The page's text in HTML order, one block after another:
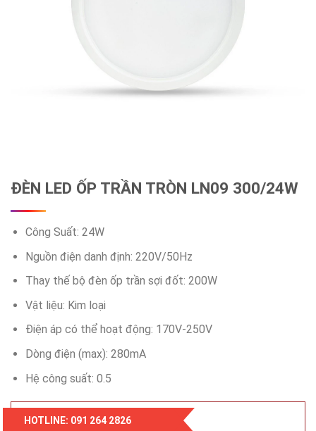
ĐÈN LED ỐP TRẦN TRÒN LN09 300/24W
Công Suất: 24W
Nguồn điện danh định: 220V/50Hz
Thay thế bộ đèn ốp trần sợi đốt: 200W
Vật liệu: Kim loại
Điện áp có thể hoạt động: 170V-250V
Dòng điện (max): 280mA
Hệ công suất: 0.5
HOTLINE: 091 264 2826